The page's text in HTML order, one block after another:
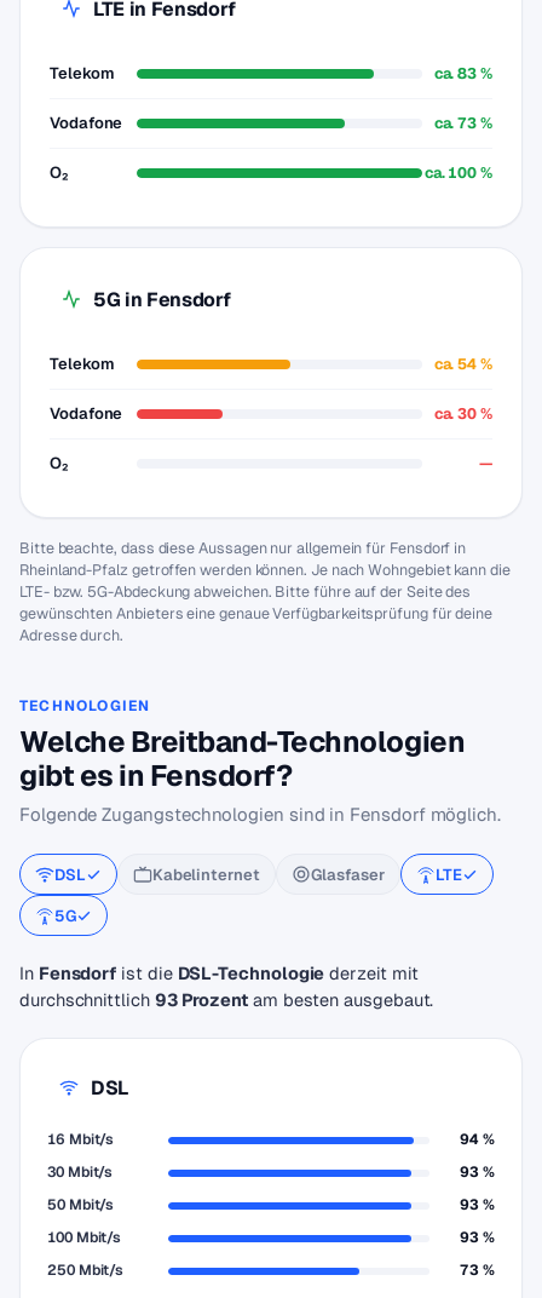
LTE in Fensdorf
Telekom ca. 83 %
Vodafone ca. 73 %
O₂ ca. 100 %
5G in Fensdorf
Telekom ca. 54 %
Vodafone ca. 30 %
O₂ —
Bitte beachte, dass diese Aussagen nur allgemein für Fensdorf in
Rheinland-Pfalz getroffen werden können. Je nach Wohngebiet kann die
LTE- bzw. 5G-Abdeckung abweichen. Bitte führe auf der Seite des
gewünschten Anbieters eine genaue Verfügbarkeitsprüfung für deine
Adresse durch.
TECHNOLOGIEN
Welche Breitband-Technologien
gibt es in Fensdorf?
Folgende Zugangstechnologien sind in Fensdorf möglich.
DSL Kabelinternet Glasfaser
LTE
5G
In Fensdorf ist die DSL-Technologie derzeit mit
durchschnittlich 93 Prozentam besten ausgebaut.
DSL
16 Mbit/s
94 %
30 Mbit/s
93 %
50 Mbit/s
93 %
100 Mbit/s
93 %
250 Mbit/s
73 %